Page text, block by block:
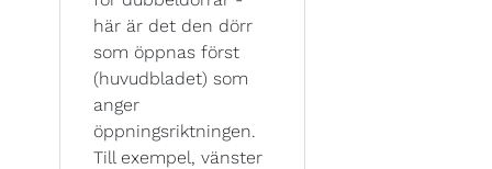
här är det den dörr
som öppnas först
(huvudbladet) som
anger
öppningsriktningen.
Till exempel, vänster